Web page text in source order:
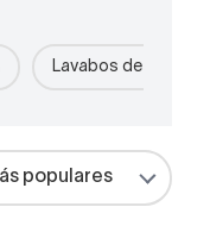
Lavabos de piedra